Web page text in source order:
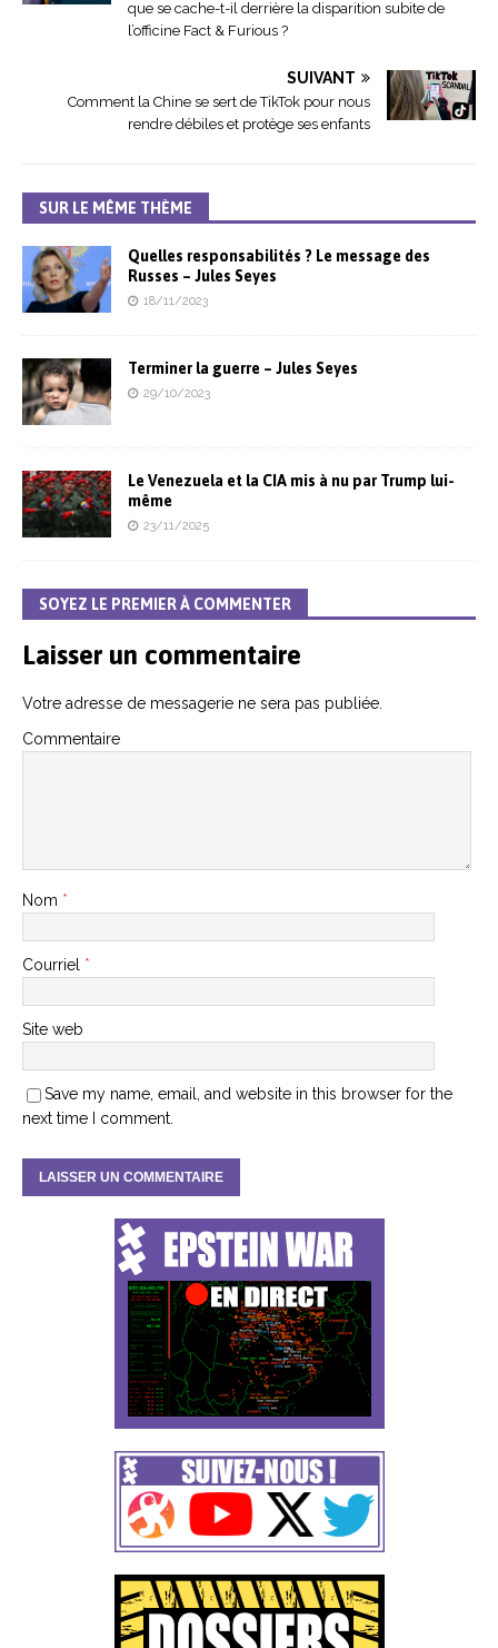
que se cache-t-il derrière la disparition subite de
l’officine Fact & Furious ?
SUIVANT
Comment la Chine se sert de TikTok pour nous
rendre débiles et protège ses enfants
SUR LE MÊME THÈME
Quelles responsabilités ? Le message des
Russes – Jules Seyes
18/11/2023
Terminer la guerre – Jules Seyes
29/10/2023
Le Venezuela et la CIA mis à nu par Trump lui-
même
23/11/2025
SOYEZ LE PREMIER À COMMENTER
Laisser un commentaire
Votre adresse de messagerie ne sera pas publiée.
Commentaire
Nom *
Courriel *
Site web
Save my name, email, and website in this browser for the
next time I comment.